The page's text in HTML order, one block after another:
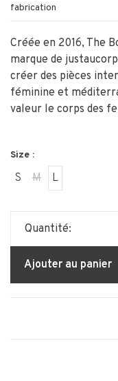
fabrication
Créée en 2016, The
marque de
créer des pièces
féminine et
valeur le corps des
Size :
S M L
Quantité:
Ajouter au panier